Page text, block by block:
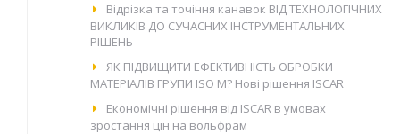
Відрізка та точіння канавок ВІД ТЕХНОЛОГІЧНИХ
ВИКЛИКІВ ДО СУЧАСНИХ ІНСТРУМЕНТАЛЬНИХ
РІШЕНЬ
ЯК ПІДВИЩИТИ ЕФЕКТИВНІСТЬ ОБРОБКИ
МАТЕРІАЛІВ ГРУПИ ISO M? Нові рішення ISCAR
Економічні рішення від ISCAR в умовах
зростання цін на вольфрам